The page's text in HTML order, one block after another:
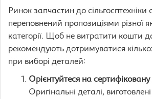
Ринок запчастин до сільгосптехніки
переповнений пропозиціями різної
категорії. Щоб не витратити кошти
рекомендують дотримуватися
при виборі деталей:
Орієнтуйтеся на
Оригінальні деталі,